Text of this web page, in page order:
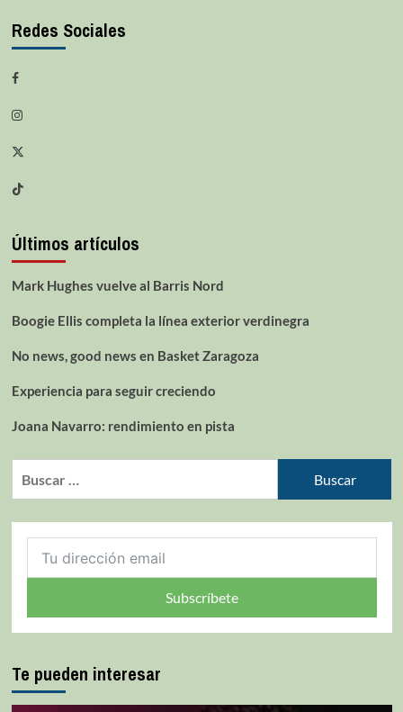
Redes Sociales
Últimos artículos
Mark Hughes vuelve al Barris Nord
Boogie Ellis completa la línea exterior verdinegra
No news, good news en Basket Zaragoza
Experiencia para seguir creciendo
Joana Navarro: rendimiento en pista
Subscríbete
Te pueden interesar